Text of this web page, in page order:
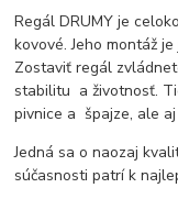
Regál DRUMY je
kovové. Jeho montáž
Zostaviť regál
stabilitu a životnosť.
pivnice a špajze, ale
Jedná sa o naozaj
súčasnosti patrí k